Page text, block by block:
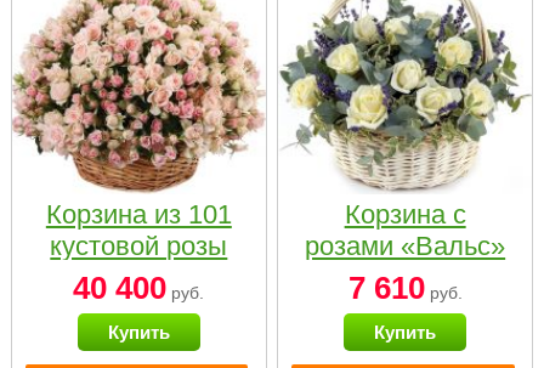
Корзина из 101
кустовой розы
нежных тонов
40 400 руб.
Купить
Корзина с
розами «Вальс»
7 610руб.
Купить